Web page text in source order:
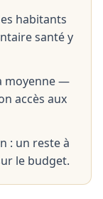
habitants
santé y
moyenne —
accès aux
: un reste à
le budget.